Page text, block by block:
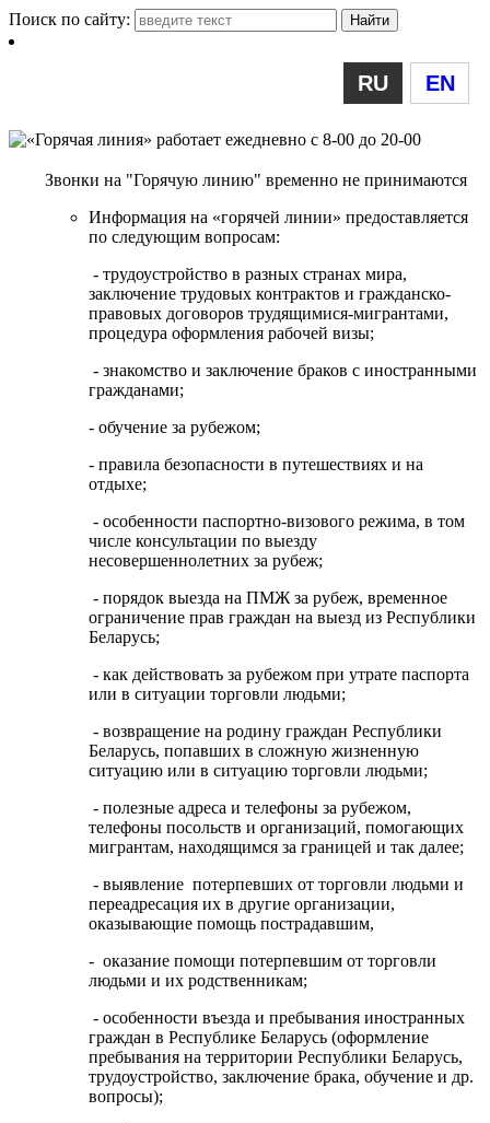
Поиск по сайту:
RU EN
Звонки на "Горячую линию" временно не принимаются
Информация на «горячей линии» предоставляется
по следующим вопросам:
- трудоустройство в разных странах мира,
заключение трудовых контрактов и гражданско-
правовых договоров трудящимися-мигрантами,
процедура оформления рабочей визы;
- знакомство и заключение браков с иностранными
гражданами;
- обучение за рубежом;
- правила безопасности в путешествиях и на
отдыхе;
- особенности паспортно-визового режима, в том
числе консультации по выезду
несовершеннолетних за рубеж;
- порядок выезда на ПМЖ за рубеж, временное
ограничение прав граждан на выезд из Республики
Беларусь;
- как действовать за рубежом при утрате паспорта
или в ситуации торговли людьми;
- возвращение на родину граждан Республики
Беларусь, попавших в сложную жизненную
ситуацию или в ситуацию торговли людьми;
- полезные адреса и телефоны за рубежом,
телефоны посольств и организаций, помогающих
мигрантам, находящимся за границей и так далее;
- выявление потерпевших от торговли людьми и
переадресация их в другие организации,
оказывающие помощь пострадавшим,
- оказание помощи потерпевшим от торговли
людьми и их родственникам;
- особенности въезда и пребывания иностранных
граждан в Республике Беларусь (оформление
пребывания на территории Республики Беларусь,
трудоустройство, заключение брака, обучение и др.
вопросы);